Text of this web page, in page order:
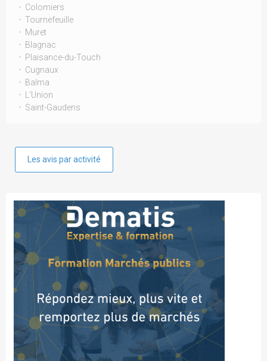
Colomiers
Tournefeuille
Muret
Blagnac
Plaisance-du-Touch
Cugnaux
Balma
L'Union
Saint-Gaudens
Les avis par activité